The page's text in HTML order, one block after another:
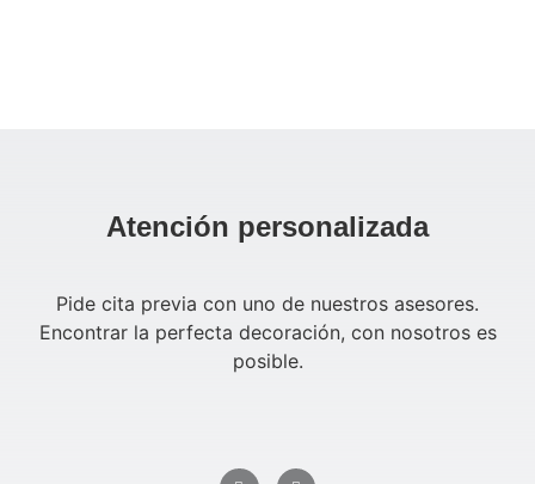
Atención personalizada
Pide cita previa con uno de nuestros asesores.
Encontrar la perfecta decoración, con nosotros es
posible.